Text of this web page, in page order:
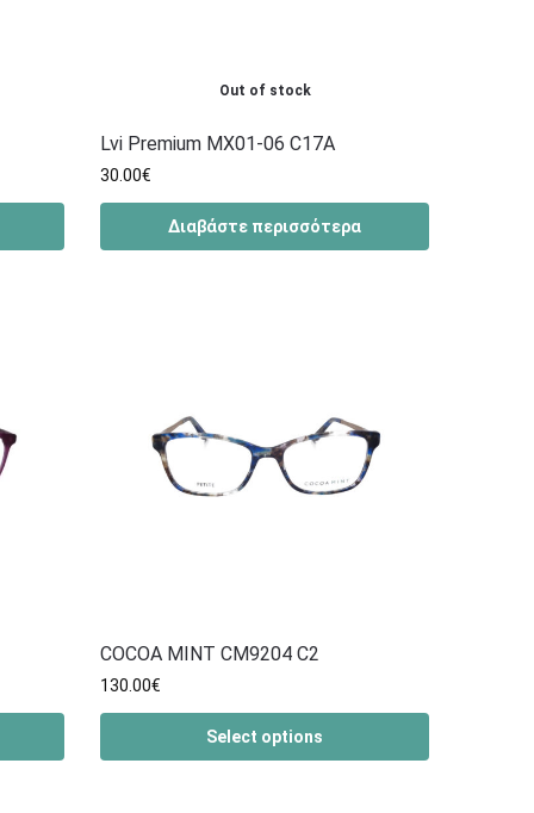
Out of stock
Lvi Premium MX01-06 C17A
30.00€
Διαβάστε περισσότερα
COCOA MINT CM9204 C2
130.00€
Select options